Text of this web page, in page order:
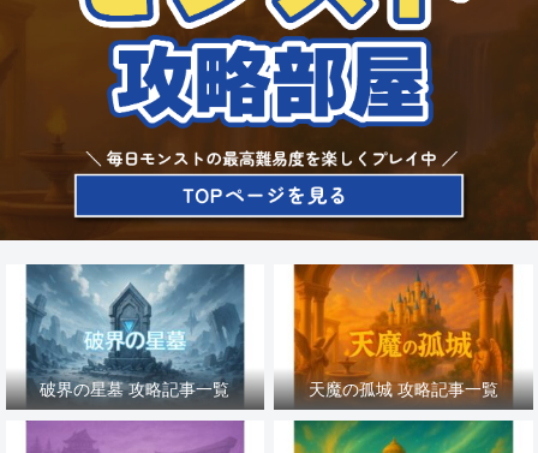
破界の星墓 攻略記事一覧 天魔の孤城 攻略記事一覧